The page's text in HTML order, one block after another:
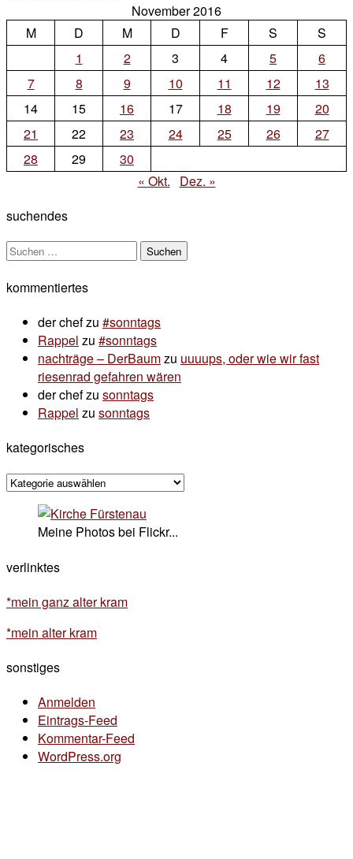
es
ist
November 2016
M
D M D F S
S
1
2 3 4 5
6
7
8 9 10 11 12
13
14
15 16 17 18 19
20
21
22 23 24 25 26
27
28
29
30
« Okt.
Dez. »
suchendes
Suchen
kommentiertes
der chefzu #sonntags
Rappel zu #sonntags
nachträge – DerBaumzu uuuups, oder wie wir fast
riesenrad gefahren wären
der chefzu sonntags
Rappel zu sonntags
kategorisches
kategorisches
Meine Photos bei Flickr...
verlinktes
*mein ganz alter kram
*mein alter kram
sonstiges
Anmelden
Eintrags-Feed
Kommentar-Feed
WordPress.org